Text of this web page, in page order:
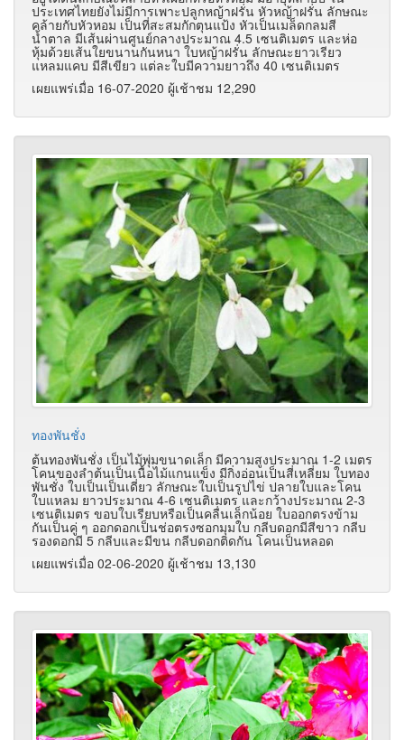
ประเทศไทยยังไม่มีการเพาะปลูกหญ้าฝรั่น หัวหญ้าฝรั่น ลักษณะ
คล้ายกับหัวหอม เป็นที่สะสมกักตุนแป้ง หัวเป็นเมล็ดกลมสี
น้ำตาล มีเส้นผ่านศูนย์กลางประมาณ 4.5 เซนติเมตร และห่อ
หุ้มด้วยเส้นใยขนานกันหนา ใบหญ้าฝรั่น ลักษณะยาวเรียว
แหลมแคบ มีสีเขียว แต่ละใบมีความยาวถึง 40 เซนติเมตร
เผยแพร่เมื่อ 16-07-2020 ผู้เช้าชม 12,290
ทองพันชั่ง
ต้นทองพันชั่ง เป็นไม้พุ่มขนาดเล็ก มีความสูงประมาณ 1-2 เมตร
โคนของลำต้นเป็นเนื้อไม้แกนแข็ง มีกิ่งอ่อนเป็นสี่เหลี่ยม ใบทอง
พันชั่ง ใบเป็นเป็นเดี่ยว ลักษณะใบเป็นรูปไข่ ปลายใบและโคน
ใบแหลม ยาวประมาณ 4-6 เซนติเมตร และกว้างประมาณ 2-3
เซนติเมตร ขอบใบเรียบหรือเป็นคลื่นเล็กน้อย ใบออกตรงข้าม
กันเป็นคู่ ๆ ออกดอกเป็นช่อตรงซอกมุมใบ กลีบดอกมีสีขาว กลีบ
รองดอกมี 5 กลีบและมีขน กลีบดอกติดกัน โคนเป็นหลอด
เผยแพร่เมื่อ 02-06-2020 ผู้เช้าชม 13,130